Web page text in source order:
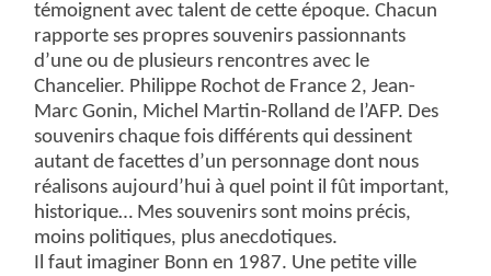
témoignent avec talent de cette époque. Chacun
rapporte ses propres souvenirs passionnants
d’une ou de plusieurs rencontres avec le
Chancelier. Philippe Rochot de France 2, Jean-
Marc Gonin, Michel Martin-Rolland de l’AFP. Des
souvenirs chaque fois différents qui dessinent
autant de facettes d’un personnage dont nous
réalisons aujourd’hui à quel point il fût important,
historique… Mes souvenirs sont moins précis,
moins politiques, plus anecdotiques.
Il faut imaginer Bonn en 1987. Une petite ville